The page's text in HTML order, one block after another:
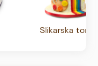
Slikarska torta